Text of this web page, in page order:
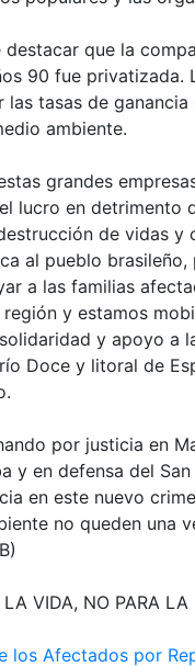
que la
90 fue privatizada.
las tasas de
ambiente.
grandes
lucro en detrimento
de vidas y
al pueblo
a las familias
región y estamos
y apoyo a
Doce y litoral de
por justicia en
y en defensa del San
en este nuevo
no queden una
LA VIDA, NO PARA LA
los Afectados por